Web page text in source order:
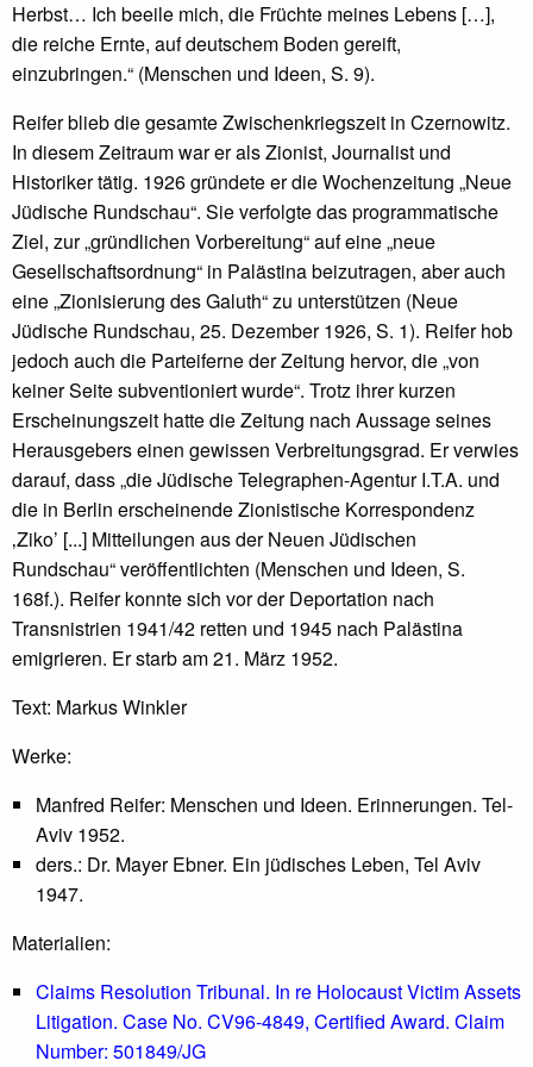
Herbst… Ich beeile mich, die Früchte meines Lebens […],
die reiche Ernte, auf deutschem Boden gereift,
einzubringen.“ (Menschen und Ideen, S. 9).
Reifer blieb die gesamte Zwischenkriegszeit in Czernowitz.
In diesem Zeitraum war er als Zionist, Journalist und
Historiker tätig. 1926 gründete er die Wochenzeitung „Neue
Jüdische Rundschau“. Sie verfolgte das programmatische
Ziel, zur „gründlichen Vorbereitung“ auf eine „neue
Gesellschaftsordnung“ in Palästina beizutragen, aber auch
eine „Zionisierung des Galuth“ zu unterstützen (Neue
Jüdische Rundschau, 25. Dezember 1926, S. 1). Reifer hob
jedoch auch die Parteiferne der Zeitung hervor, die „von
keiner Seite subventioniert wurde“. Trotz ihrer kurzen
Erscheinungszeit hatte die Zeitung nach Aussage seines
Herausgebers einen gewissen Verbreitungsgrad. Er verwies
darauf, dass „die Jüdische Telegraphen-Agentur I.T.A. und
die in Berlin erscheinende Zionistische Korrespondenz
‚Ziko’ [...] Mitteilungen aus der Neuen Jüdischen
Rundschau“ veröffentlichten (Menschen und Ideen, S.
168f.). Reifer konnte sich vor der Deportation nach
Transnistrien 1941/42 retten und 1945 nach Palästina
emigrieren. Er starb am 21. März 1952.
Text: Markus Winkler
Werke:
Manfred Reifer: Menschen und Ideen. Erinnerungen. Tel-
Aviv 1952.
ders.: Dr. Mayer Ebner. Ein jüdisches Leben, Tel Aviv
1947.
Materialien:
Claims Resolution Tribunal. In re Holocaust Victim Assets
Litigation. Case No. CV96-4849, Certified Award. Claim
Number: 501849/JG